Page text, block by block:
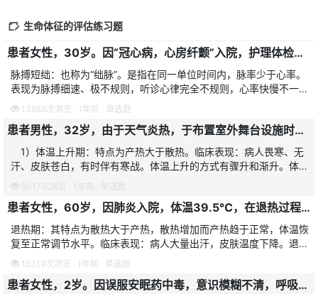
生命体征的评估练习题
患者女性，30岁。因“冠心病，心房纤颤”入院，护理体检时，体温37.2℃，心率120次/分，脉率90次/分，呼吸20次/分，血压100/70mmHg。患者脉搏为
脉搏短绌：也称为“绌脉”。是指在同一单位时间内，脉率少于心率。
表现为脉搏细速、极不规则，听诊心律完全不规则，心率快慢不一，
心音强弱不等。常见于心房纤维颤动的病人。发生机制：由于心肌收
缩力强弱不等，有些
13958次浏览 · 1年前 · 单选题
患者男性，32岁，由于天气炎热，于布置室外舞台设施时突然体温上升至40.5℃左右约4小时，面色潮红，皮肤灼热，无汗，呼吸脉搏增快，判断此时的临床表现属于
1）体温上升期：特点为产热大于散热。临床表现：病人畏寒、无
汗、皮肤苍白，有时伴有寒战。体温上升的方式有骤升和渐升。体温
突然升高，在数小时内体温就上升到最高点，称为骤升，如肺炎球菌
性肺炎。体温逐渐升高
9017次浏览 · 1年前 · 单选题
患者女性，60岁，因肺炎入院，体温39.5℃，在退热过程中护士应注意监测患者情况，提示可能发生虚脱的症状是
退热期：其特点为散热大于产热，散热增加而产热趋于正常，体温恢
复至正常调节水平。临床表现：病人大量出汗，皮肤温度下降。退热
的方式有骤退和渐退。体温急剧下降称为骤退，如大叶性肺炎；体温
逐渐下降称为渐退，如
15319次浏览 · 1年前 · 单选题
患者女性，2岁。因误服安眠药中毒，意识模糊不清，呼吸微弱，浅而慢，不易观察，护士应采取的测量方法是